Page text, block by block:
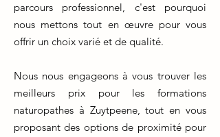
parcours professionnel, c'est pourquoi
nous mettons tout en œuvre pour vous
offrir un choix varié et de qualité.
Nous nous engageons à vous trouver les
meilleurs prix pour les formations
naturopathes à Zuytpeene, tout en vous
proposant des options de proximité pour